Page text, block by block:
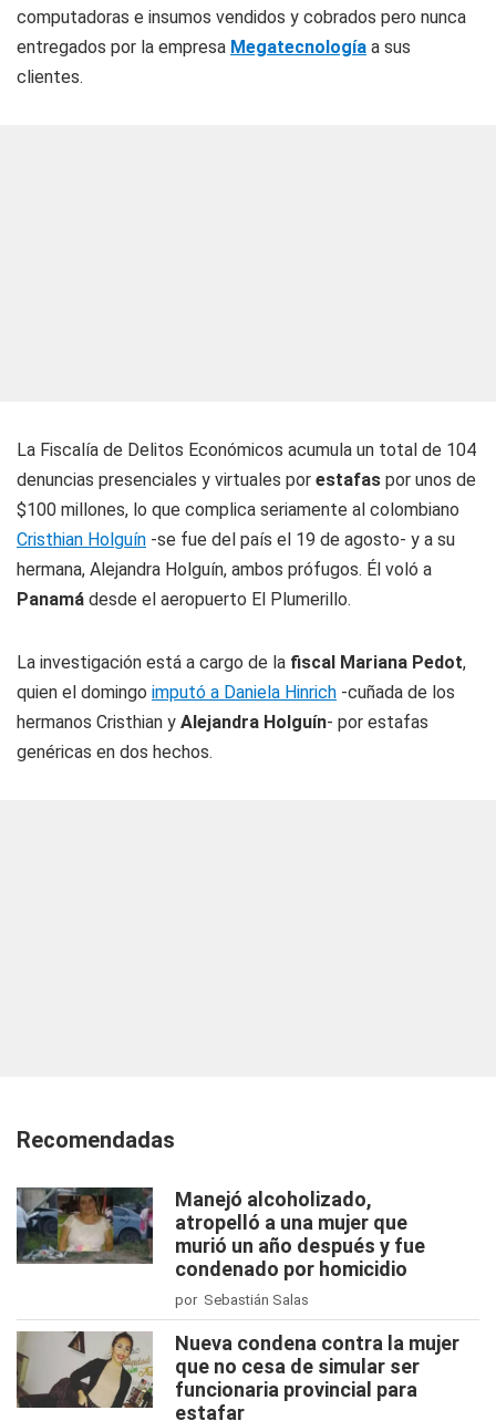
computadoras e insumos vendidos y cobrados pero nunca
entregados por la empresa Megatecnología a sus
clientes.
La Fiscalía de Delitos Económicos acumula un total de 104
denuncias presenciales y virtuales por estafas por unos de
$100 millones, lo que complica seriamente al colombiano
Cristhian Holguín -se fue del país el 19 de agosto- y a su
hermana, Alejandra Holguín, ambos prófugos. Él voló a
Panamá desde el aeropuerto El Plumerillo.
La investigación está a cargo de la fiscal Mariana Pedot,
quien el domingo imputó a Daniela Hinrich -cuñada de los
hermanos Cristhian y Alejandra Holguín- por estafas
genéricas en dos hechos.
Recomendadas
Manejó alcoholizado,
atropelló a una mujer que
murió un año después y fue
condenado por homicidio
por Sebastián Salas
Nueva condena contra la mujer
que no cesa de simular ser
funcionaria provincial para
estafar